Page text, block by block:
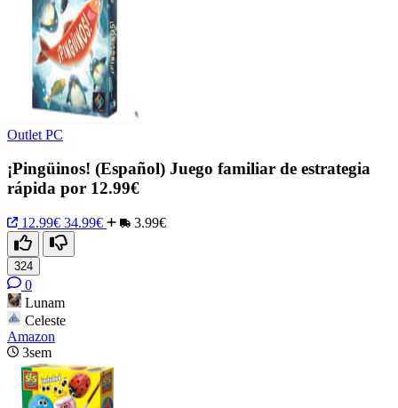
Outlet PC
¡Pingüinos! (Español) Juego familiar de estrategia
rápida por 12.99€
12.99€ 34.99€ 3.99€
324
0
Lunam
Celeste
Amazon
3sem